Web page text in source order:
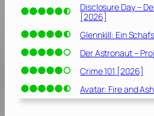
Disclosure Day –
[2026]
Glennkill: Ein
Der Astronaut –
Crime 101 [2026]
Avatar: Fire and